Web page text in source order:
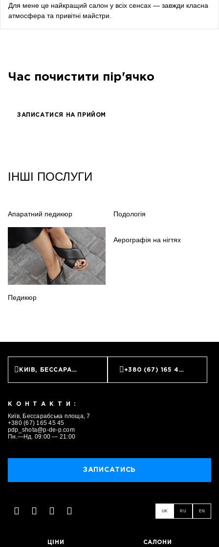
Bazhana
songwriter
Для мене це найкращий салон у всіх сенсах — завжди класна
атмосфера та привітні майстри.
Час почистити пір'ячко
ЗАПИСАТИСЯ НА ПРИЙОМ
ІНШІ ПОСЛУГИ
Апаратний педикюр Подологія
Педикюр
Аерографія на нігтях
КИЇВ, БЕССАРАБСЬКА ПЛОЩА, 7 +380 (67) 165 45 45
КОНТАКТИ:
Київ, Бессарабська площа, 7
+380 (67) 165 45 45
pdp_shota@p-de-p.com
Пн.—Нд. 09:00 — 21:00
ЗАПИСАТИСЬ
UK RU EN
ЦІНИ САЛОНИ